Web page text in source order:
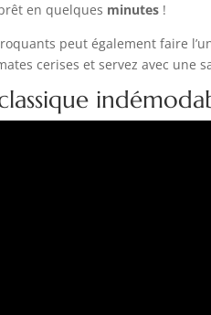
en quelques minutes !
peut également faire
cerises et servez avec une